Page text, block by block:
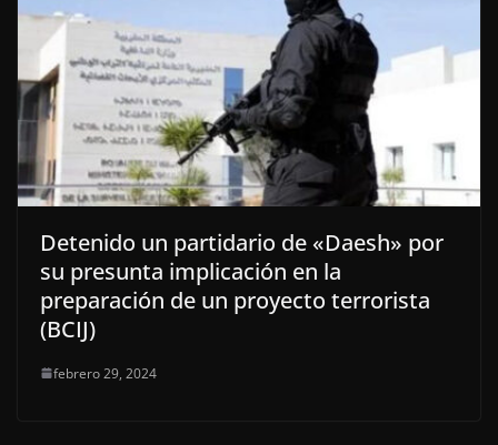
Detenido un partidario de «Daesh» por
su presunta implicación en la
preparación de un proyecto terrorista
(BCIJ)
febrero 29, 2024